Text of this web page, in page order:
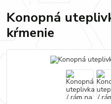
Konopná
kŕmenie